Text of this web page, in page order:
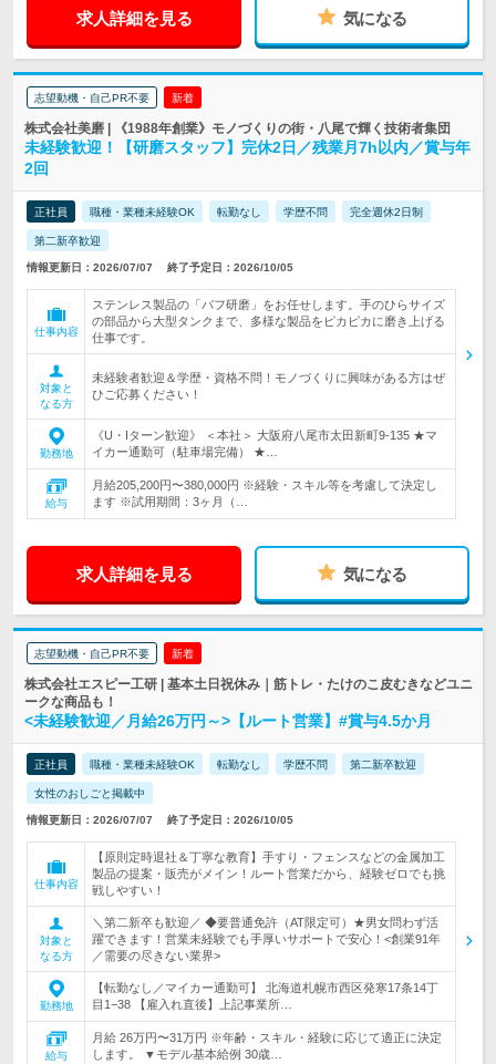
求人詳細を見る 気になる
志望動機・自己PR不要 新着
株式会社美磨 | 《1988年創業》モノづくりの街・八尾で輝く技術者集団
未経験歓迎！【研磨スタッフ】完休2日／残業月7h以内／賞与年
2回
正社員 職種・業種未経験OK 転勤なし 学歴不問 完全週休2日制
第二新卒歓迎
情報更新日：2026/07/07 終了予定日：2026/10/05
仕事内容
ステンレス製品の「バフ研磨」をお任せします。手のひらサイズ
の部品から大型タンクまで、多様な製品をピカピカに磨き上げる
仕事です。
対象と
なる方
未経験者歓迎＆学歴・資格不問！モノづくりに興味がある方はぜ
ひご応募ください！
勤務地
《U・Iターン歓迎》 ＜本社＞ 大阪府八尾市太田新町9-135 ★マ
イカー通勤可（駐車場完備） ★…
給与
月給205,200円〜380,000円 ※経験・スキル等を考慮して決定し
ます ※試用期間：3ヶ月（…
求人詳細を見る 気になる
志望動機・自己PR不要 新着
株式会社エスピー工研 | 基本土日祝休み｜筋トレ・たけのこ皮むきなどユニ
ークな商品も！
<未経験歓迎／月給26万円～>【ルート営業】#賞与4.5か月
正社員 職種・業種未経験OK 転勤なし 学歴不問 第二新卒歓迎
女性のおしごと掲載中
情報更新日：2026/07/07 終了予定日：2026/10/05
仕事内容
【原則定時退社＆丁寧な教育】手すり・フェンスなどの金属加工
製品の提案・販売がメイン！ルート営業だから、経験ゼロでも挑
戦しやすい！
対象と
なる方
＼第二新卒も歓迎／ ◆要普通免許（AT限定可）★男女問わず活
躍できます！営業未経験でも手厚いサポートで安心！<創業91年
／需要の尽きない業界>
勤務地
【転勤なし／マイカー通勤可】 北海道札幌市西区発寒17条14丁
目1−38 【雇入れ直後】上記事業所…
給与
月給 26万円〜31万円 ※年齢・スキル・経験に応じて適正に決定
します。 ▼モデル基本給例 30歳…